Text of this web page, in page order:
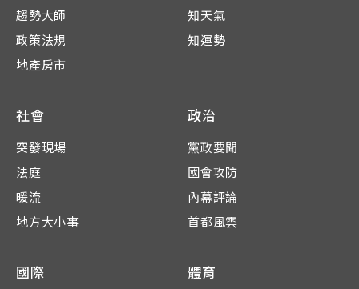
趨勢大師
政策法規
地產房市
知天氣
知運勢
社會
突發現場
法庭
暖流
地方大小事
政治
黨政要聞
國會攻防
內幕評論
首都風雲
國際 體育